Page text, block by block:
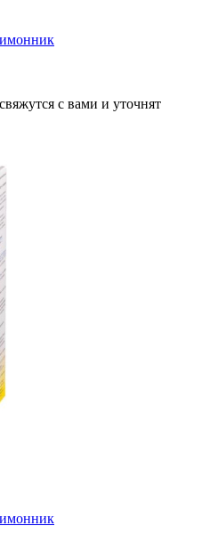
с вами и уточнят